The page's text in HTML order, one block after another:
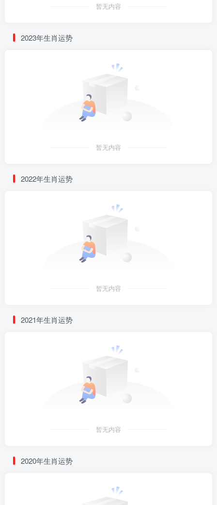
暂无内容
2023年生肖运势
暂无内容
2022年生肖运势
暂无内容
2021年生肖运势
暂无内容
2020年生肖运势